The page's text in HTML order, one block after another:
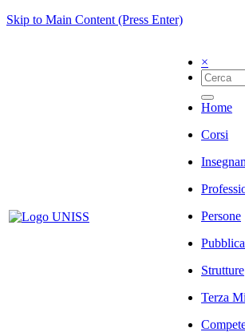
Skip to Main Content (Press Enter)
×
Home
Corsi
Persone
Strutture
Terza